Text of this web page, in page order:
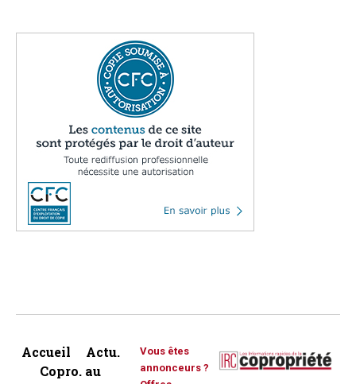
Accueil
Actu.
Copro. au
Vous êtes
annonceurs ?